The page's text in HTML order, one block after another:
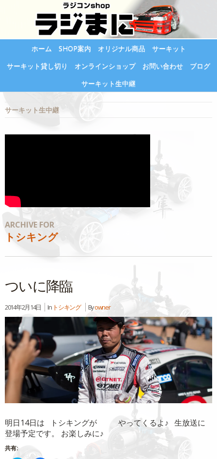
ホーム SHOP案内 オリジナル商品
サーキット
サーキット貸し切り
オンラインショップ お問い合わせ
ブログ
サーキット生中継
サーキット生中継
ARCHIVE FOR
トシキング
ついに降臨
2014年2月14日 In トシキング Byowner
明日14日は トシキングが やってくるよ♪ 生放送に
登場予定です。 お楽しみに♪
共有: